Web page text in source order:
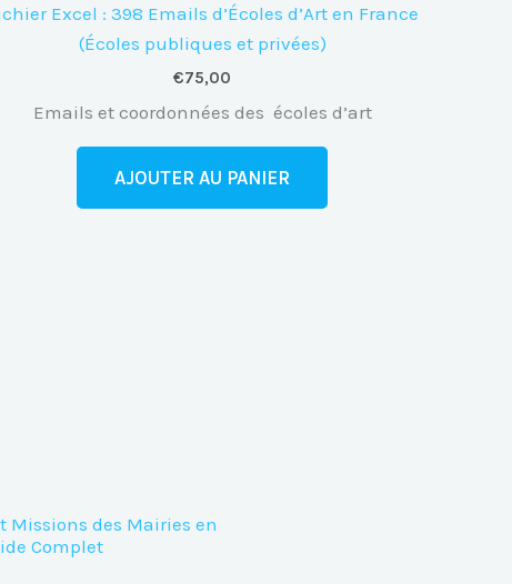
Excel : 398 Emails d’Écoles d’Art en France
(Écoles publiques et privées)
€75,00
Emails et coordonnées des écoles d’art
AJOUTER AU PANIER
Missions des Mairies en
Complet